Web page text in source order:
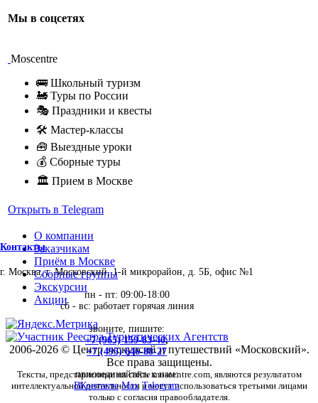
Мы в соцсетях
Moscentre
🚌 Школьный туризм
🚂 Туры по России
🎭 Праздники и квесты
🛠 Мастер-классы
🧰 Выездные уроки
💰 Сборные туры
🏛 Прием в Москве
Открыть в Telegram
Контакты
г. Москва, г. Московский, 1-й микрорайон, д. 5Б, офис №1
пн - пт: 09:00-18:00
сб - вс: работает горячая линия
звоните, пишите:
+7 (965) 159-83-40,
+7 (495) 646-88-27
присоединяйтесь к нам:
ВКонтакте Max Telegram
О компании
Заказчикам
Приём в Москве
Сборные группы
Экскурсии
Акции
2006-2026 © Центр экскурсий и путешествий «Московский».
Все права защищены.
Тексты, представленные на сайте moscentre.com, являются результатом
интеллектуальной деятельности и могут использоваться третьими лицами
только с согласия правообладателя.